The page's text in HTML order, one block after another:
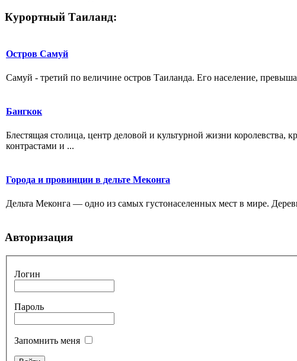
Курортный Таиланд:
Остров Самуй
Самуй - третий по величине остров Таиланда. Его население,
Бангкок
Блестящая столица, центр деловой и культурной жизни
контрастами и ...
Города и провинции в дельте Меконга
Дельта Меконга — одно из самых густонаселенных мест в мире.
Авторизация
Логин
Пароль
Запомнить меня